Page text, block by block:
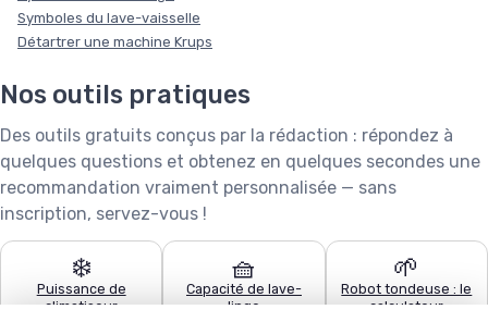
Symboles du lave-vaisselle
Détartrer une machine Krups
Nos outils pratiques
Des outils gratuits conçus par la rédaction : répondez à
quelques questions et obtenez en quelques secondes une
recommandation vraiment personnalisée — sans
inscription, servez-vous !
❄️
Puissance de
climatiseur
🧺
Capacité de lave-
linge
🌱
Robot tondeuse : le
calculateur